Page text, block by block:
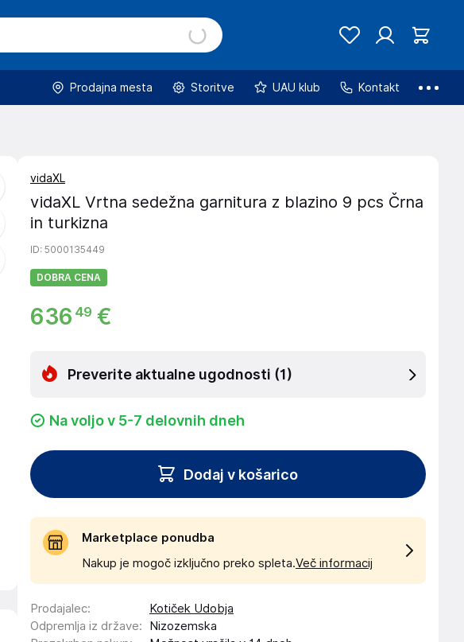
Prodajna mesta Storitve UAU klub Kontakt
vidaXL
vidaXL Vrtna sedežna garnitura z blazino 9 pcs Črna
in turkizna
ID: 5000135449
DOBRA CENA
636 49 €
Preverite aktualne ugodnosti (1)
Na voljo v 5-7 delovnih dneh
Dodaj v košarico
Marketplace ponudba
Nakup je mogoč izključno preko spleta.Več informacij
Prodajalec:
Kotiček Udobja
Odpremlja iz države:
Nizozemska